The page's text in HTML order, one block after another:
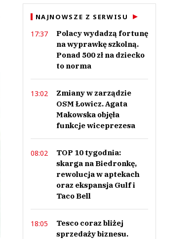
NAJNOWSZE Z SERWISU
17:37
Polacy wydadzą fortunę
na wyprawkę szkolną.
Ponad 500 zł na dziecko
to norma
13:02
Zmiany w zarządzie
OSM Łowicz. Agata
Makowska objęła
funkcje wiceprezesa
08:02
TOP 10 tygodnia:
skarga na Biedronkę,
rewolucja w aptekach
oraz ekspansja Gulf i
Taco Bell
18:05
Tesco coraz bliżej
sprzedaży biznesu.